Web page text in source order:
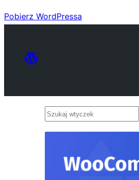
Pobierz WordPressa
Szukaj